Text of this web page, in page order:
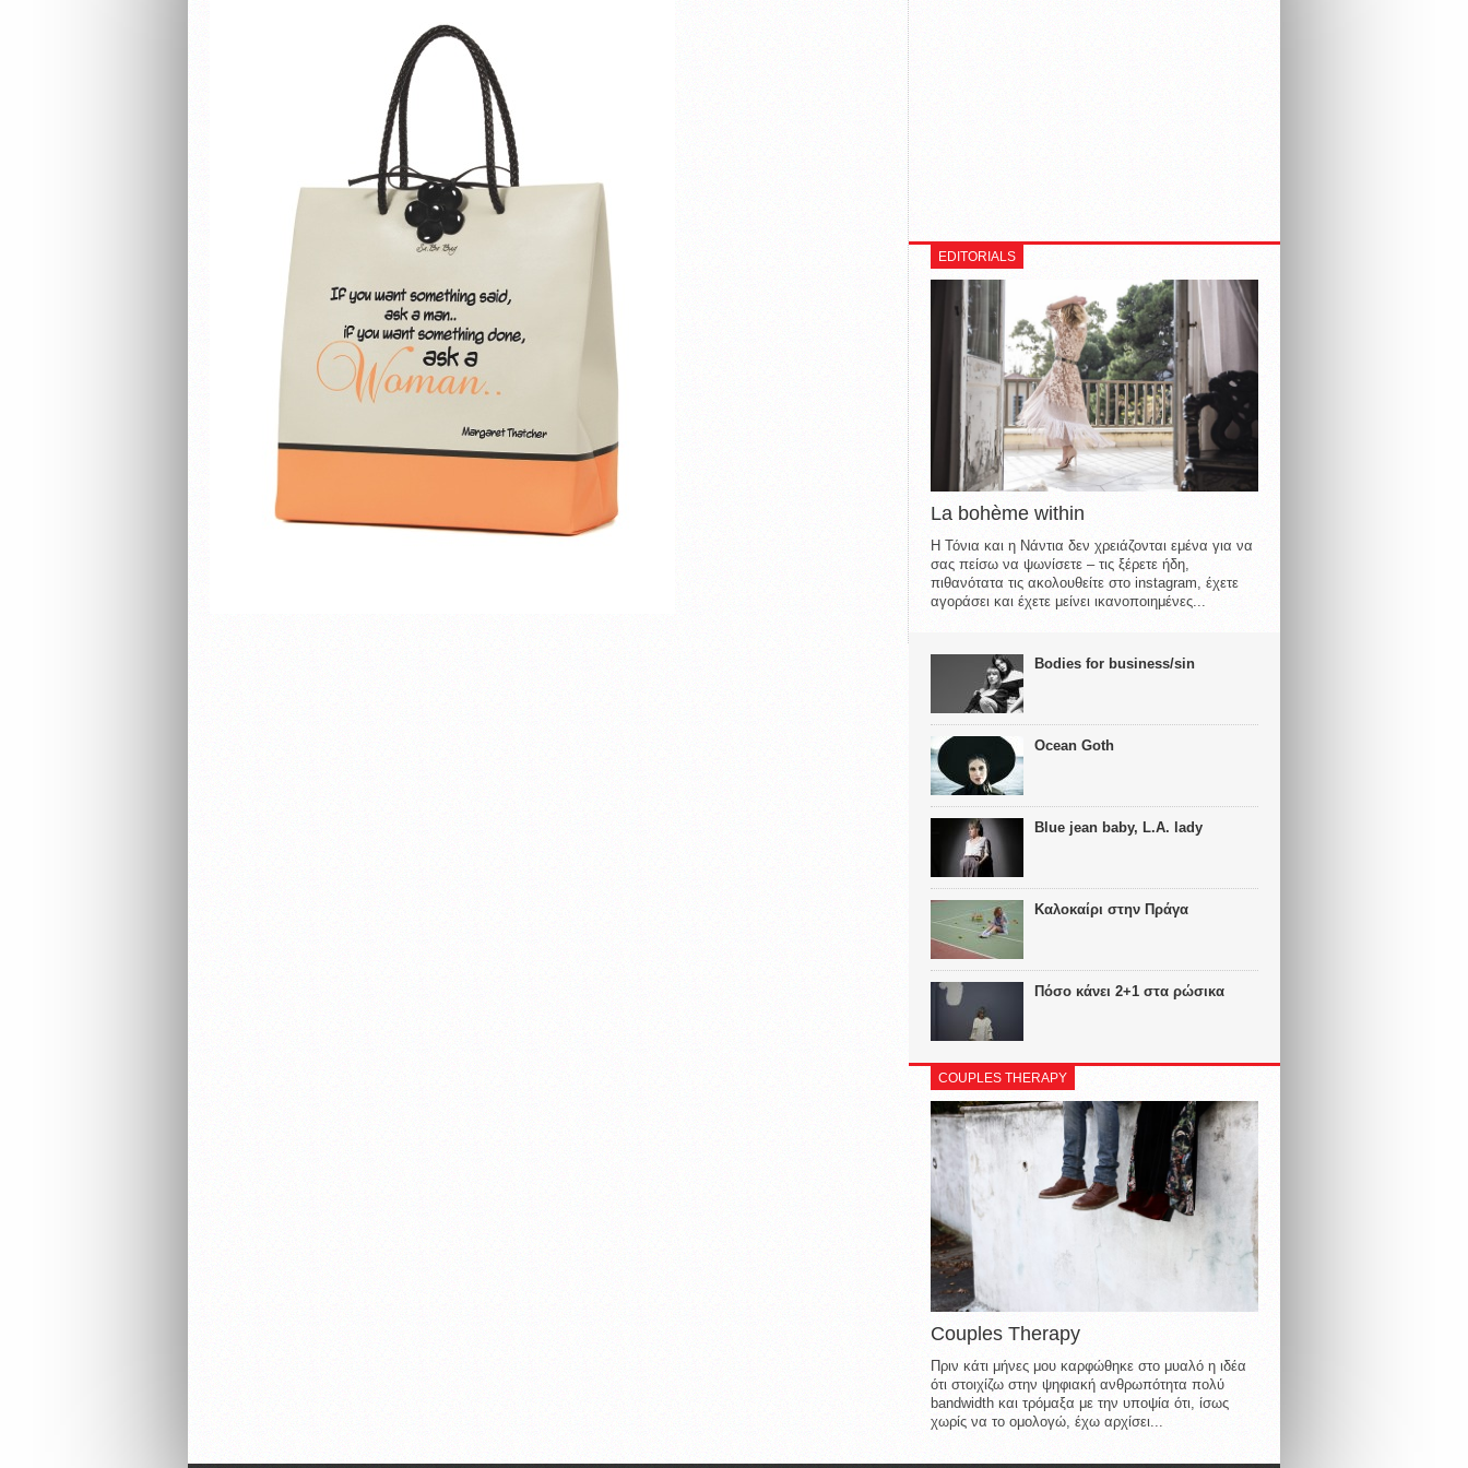
EDITORIALS
La bohème within
Η Τόνια και η Νάντια δεν χρειάζονται εμένα για να
σας πείσω να ψωνίσετε – τις ξέρετε ήδη,
πιθανότατα τις ακολουθείτε στο instagram, έχετε
αγοράσει και έχετε μείνει ικανοποιημένες...
Bodies for business/sin
Ocean Goth
Blue jean baby, L.A. lady
Καλοκαίρι στην Πράγα
Πόσο κάνει 2+1 στα ρώσικα
COUPLES THERAPY
Couples Therapy
Πριν κάτι μήνες μου καρφώθηκε στο μυαλό η ιδέα
ότι στοιχίζω στην ψηφιακή ανθρωπότητα πολύ
bandwidth και τρόμαξα με την υποψία ότι, ίσως
χωρίς να το ομολογώ, έχω αρχίσει...